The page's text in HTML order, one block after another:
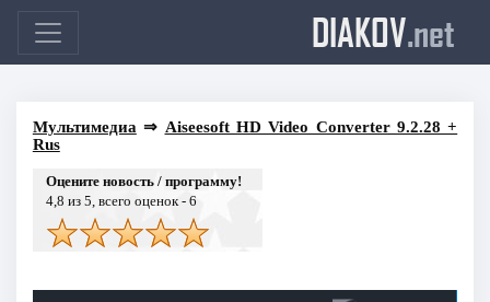
DIAKOV.net
Мультимедиа ⇒ Aiseesoft HD Video Converter 9.2.28 +
Rus
Оцените новость / программу!
4,8 из 5, всего оценок - 6